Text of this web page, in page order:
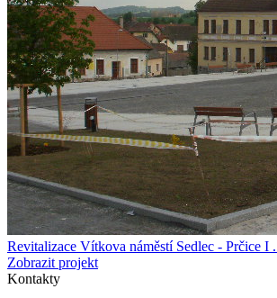
Revitalizace Vítkova náměstí Sedlec - Prčice I
Zobrazit projekt
Kontakty